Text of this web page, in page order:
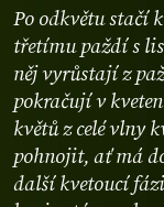
Po odkvětu stačí
třetímu paždí s
něj vyrůstají z
pokračují v
květů z celé vlny
pohnojit, ať má
další kvetoucí